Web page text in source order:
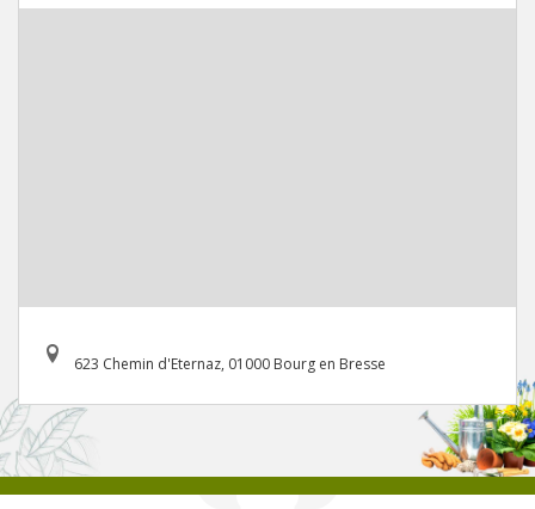
623 Chemin d'Eternaz, 01000 Bourg en Bresse